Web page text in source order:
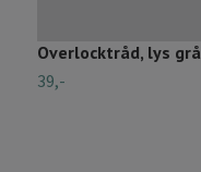
Overlocktråd, lys grå
39,-